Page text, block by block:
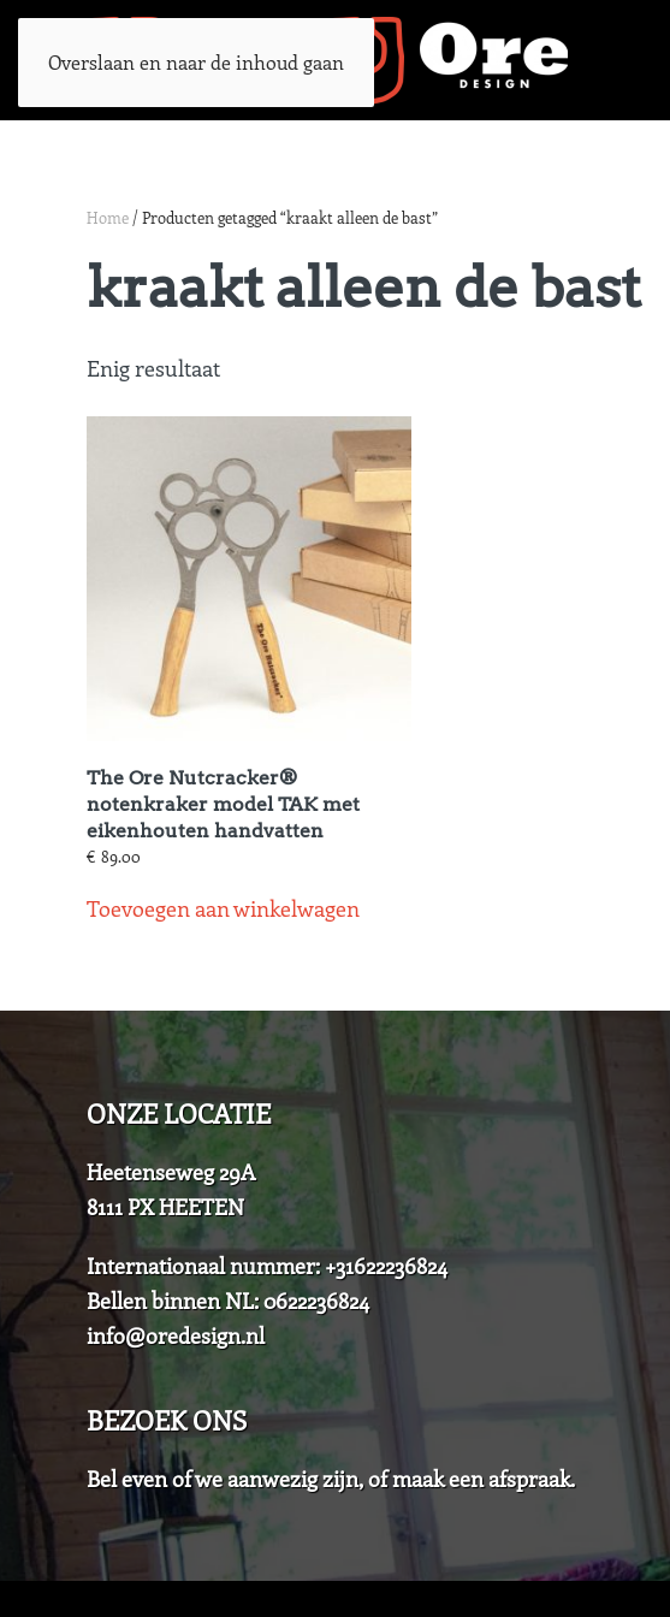
Overslaan en naar de inhoud gaan
Home / Producten getagged “kraakt alleen de bast”
kraakt alleen de bast
Enig resultaat
The Ore Nutcracker®
notenkraker model TAK met
eikenhouten handvatten
€ 89.00
Toevoegen aan winkelwagen
ONZE LOCATIE
Heetenseweg 29A
8111 PX HEETEN
Internationaal nummer: +31622236824
Bellen binnen NL: 0622236824
info@oredesign.nl
BEZOEK ONS
Bel even of we aanwezig zijn, of maak een afspraak.